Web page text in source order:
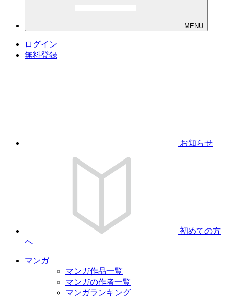
MENU
ログイン
無料登録
お知らせ
初めての方
へ
マンガ
マンガ作品一覧
マンガの作者一覧
マンガランキング